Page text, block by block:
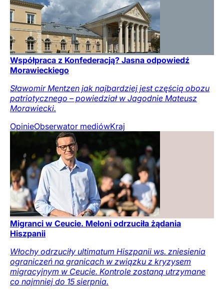
Współpraca z Konfederacją? Jasna odpowiedź
Morawieckiego
Sławomir Mentzen jak najbardziej jest częścią obozu
patriotycznego – powiedział w Jagodnie Mateusz
Morawiecki.
OpinieObserwator mediówKraj
Migranci w Ceucie. Meloni odrzuciła żądania
Hiszpanii
Włochy odrzuciły ultimatum Hiszpanii ws. zniesienia
ograniczeń na granicach w związku z kryzysem
migracyjnym w Ceucie. Kontrole zostaną utrzymane
co najmniej do 15 sierpnia.